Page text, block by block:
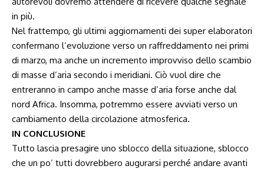
in più.
Nel frattempo, gli ultimi aggiornamenti dei super elaboratori
confermano l’evoluzione verso un raffreddamento nei primi
di marzo, ma anche un incremento improvviso dello scambio
di masse d’aria secondo i meridiani. Ciò vuol dire che
entreranno in campo anche masse d’aria forse anche dal
nord Africa. Insomma, potremmo essere avviati verso un
cambiamento della circolazione atmosferica.
IN CONCLUSIONE
Tutto lascia presagire uno sblocco della situazione, sblocco
che un po’ tutti dovrebbero augurarsi perché andare avanti